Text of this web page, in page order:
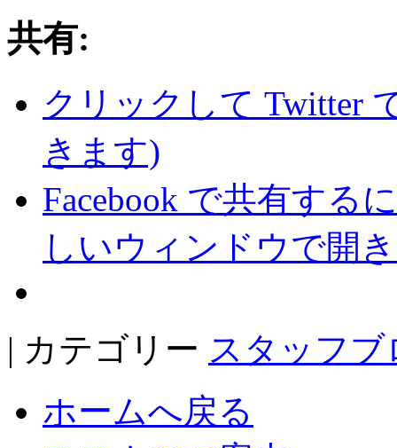
共有:
クリックして Twitter
きます)
Facebook で共有する
しいウィンドウで開
| カテゴリー スタッフブ
ホームへ戻る